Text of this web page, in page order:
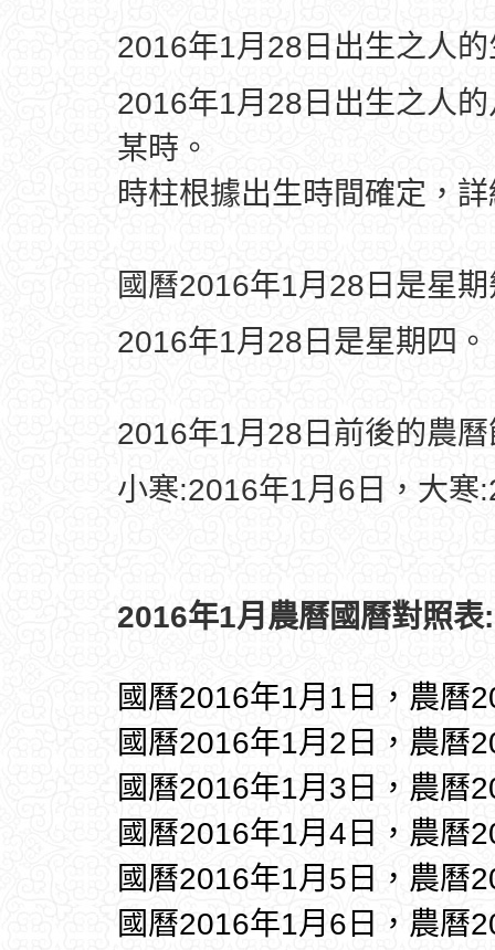
2016年1月28日出生之人
2016年1月28日出生之人
某時。
時柱根據出生時間確定，
國曆2016年1月28日是星
2016年1月28日是星期四。
2016年1月28日前後的農
小寒:2016年1月6日，大寒
2016年1月農曆國曆對照表:
國曆2016年1月1日，農曆
國曆2016年1月2日，農曆
國曆2016年1月3日，農曆
國曆2016年1月4日，農曆
國曆2016年1月5日，農曆
國曆2016年1月6日，農曆